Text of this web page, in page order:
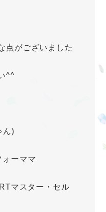
点がございました
^^
ん)
ーママ
マスター・セル